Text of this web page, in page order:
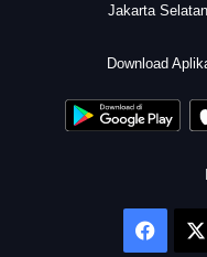
Jakarta
Download